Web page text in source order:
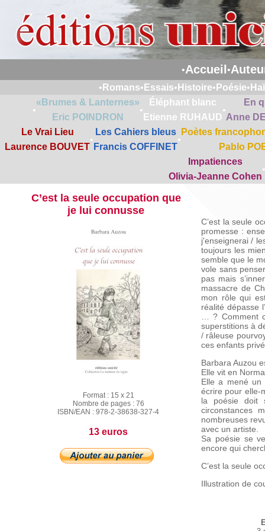
•Accueil •
• Romans• Essais• Histoire• Poésie•
•
«Brumes & Lanternes»
Eric POINDRON
•
Éléphant blanc
Etienne RUHAUD
•
En
Anne
Le Vrai Lieu
Laurence BOUVET
•
Les Cahiers bleus
Francis COFFINET
•
Poètes
Pablo
Impatiences
Olivia-Jeanne Cohen
•
C’est la seule occupation que
je lui connusse
Format : 15 x 21
Nombre de pages : 76
ISBN/EAN : 978-2-38638-327-4
13 euros
C’est la seule
promesse :
j'enseignerai /
toujours les
semble que le
vole sans
pas mais
massacre de
mon rôle qui
réalité dépasse
… ? Comment
superstitions à
/ râleuse
ces enfants
Barbara Auzou
Elle vit en
Elle a mené un
écrire pour elle-
la poésie doit
circonstances
nombreuses
avec un artiste.
Sa poésie se
encore qui
C’est la seule
Illustration de